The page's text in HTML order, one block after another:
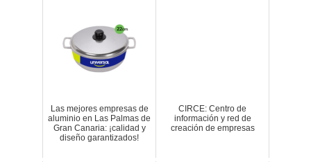
Las mejores empresas de
aluminio en Las Palmas de
Gran Canaria: ¡calidad y
diseño garantizados!
CIRCE: Centro de
información y red de
creación de empresas